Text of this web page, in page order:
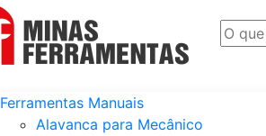
Ferramentas Manuais
Alavanca para Mecânico